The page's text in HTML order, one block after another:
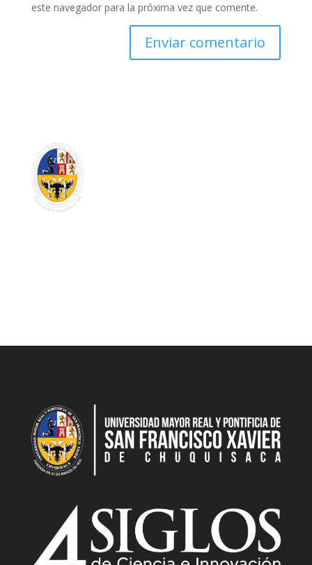
este navegador para la próxima vez que comente.